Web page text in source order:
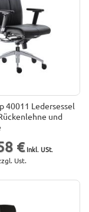
40011 Ledersessel
und
€
Ust.